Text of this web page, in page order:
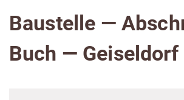
Baustelle —
Buch — Geiseldorf